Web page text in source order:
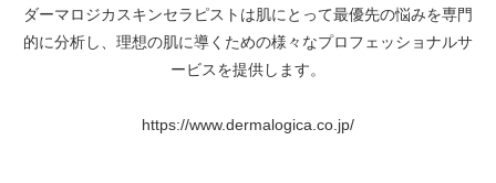
ダーマロジカスキンセラピストは肌にとって最優先の悩みを専門
的に分析し、理想の肌に導くための様々なプロフェッショナルサ
ービスを提供します。
https://www.dermalogica.co.jp/